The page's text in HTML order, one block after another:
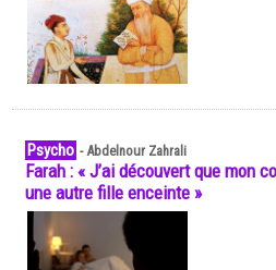
Psycho -Abdelnour Zahrali
Farah : « J’ai découvert que mon
une autre fille enceinte »